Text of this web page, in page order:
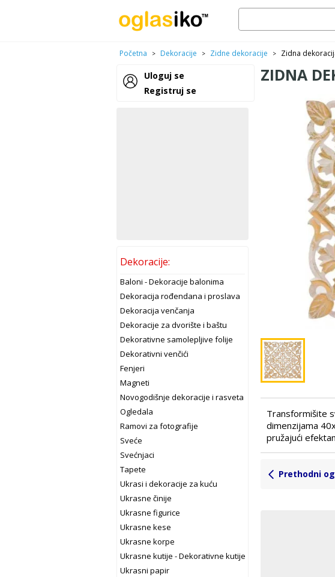
Početna > Dekoracije > Zidne dekoracije > Zidna
Uloguj se
Registruj se
Dekoracije:
Baloni - Dekoracije balonima
Dekoracija rođendana i proslava
Dekoracija venčanja
Dekoracije za dvorište i baštu
Dekorativne samolepljive folije
Dekorativni venčići
Fenjeri
Magneti
Novogodišnje dekoracije i rasveta
Ogledala
Ramovi za fotografije
Sveće
Svećnjaci
Tapete
Ukrasi i dekoracije za kuću
Ukrasne činije
Ukrasne figurice
Ukrasne kese
Ukrasne korpe
Ukrasne kutije - Dekorativne kutije
Ukrasni papir
ZIDNA
Transformišite
dimenzijama
pružajući
Prethodni